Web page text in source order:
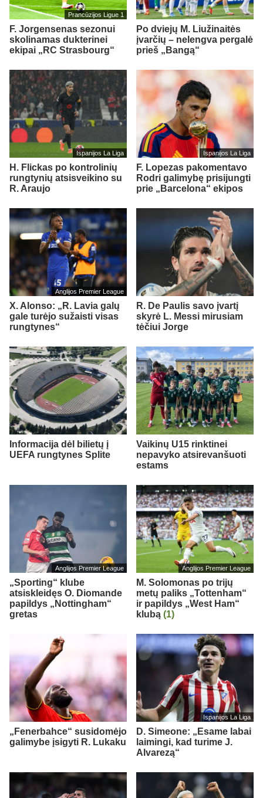
Prancūzijos Ligue 1
F. Jorgensenas sezonui
skolinamas dukterinei
ekipai „RC Strasbourg“
Po dviejų M. Liužinaitės
įvarčių – nelengva pergalė
prieš „Bangą“
Ispanijos La Liga
H. Flickas po kontrolinių
rungtynių atsisveikino su
R. Araujo
Ispanijos La Liga
F. Lopezas pakomentavo
Rodri galimybę prisijungti
prie „Barcelona“ ekipos
Anglijos Premier League
X. Alonso: „R. Lavia galų
gale turėjo sužaisti visas
rungtynes“
R. De Paulis savo įvartį
skyrė L. Messi mirusiam
tėčiui Jorge
Informacija dėl bilietų į
UEFA rungtynes Splite
Vaikinų U15 rinktinei
nepavyko atsirevanšuoti
estams
Anglijos Premier League
„Sporting“ klube
atsiskleidęs O. Diomande
papildys „Nottingham“
gretas
Anglijos Premier League
M. Solomonas po trijų
metų paliks „Tottenham“
ir papildys „West Ham“
klubą (1)
„Fenerbahce“ susidomėjo
galimybe įsigyti R. Lukaku
Ispanijos La Liga
D. Simeone: „Esame labai
laimingi, kad turime J.
Alvarezą“